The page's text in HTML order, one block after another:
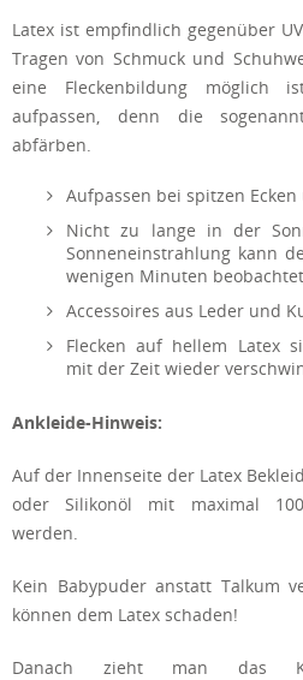
Latex ist empfindlich gegenüber
Tragen von Schmuck und
eine Fleckenbildung möglich
aufpassen, denn die
abfärben.
Aufpassen bei spitzen
Nicht zu lange in der
Sonneneinstrahlung kann
wenigen Minuten
Accessoires aus Leder und
Flecken auf hellem Latex
mit der Zeit wieder
Ankleide-Hinweis:
Auf der Innenseite der Latex
oder Silikonöl mit maximal
werden.
Kein Babypuder anstatt Talkum
können dem Latex schaden!
Danach zieht man das